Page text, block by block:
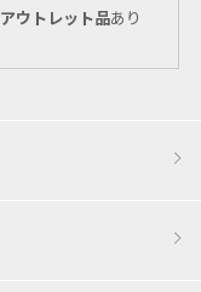
アウトレット品あり